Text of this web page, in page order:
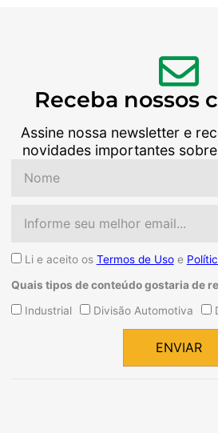
Receba nossos
Assine nossa newsletter e
novidades importantes
AceiteLi e aceito os Termos de Usoe
Quais tipos de conteúdo gostaria de
QuaisIndustrial Divisão Automotiva
ENVIAR